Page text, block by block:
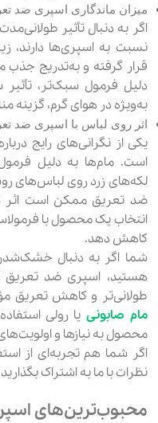
میزان ماندگاری اسپری ضد
اگر به دنبال تأثیر
نسبت به اسپری‌ها دارند،
قرار گرفته و به‌تدریج
دلیل فرمول سبک‌تر، تأثیر
به‌ویژه در هوای گرم، گزینه
اثر روی لباس با اسپری ضد
یکی از نگرانی‌های رایج
است. مام‌ها به دلیل
لکه‌های زرد روی لباس‌های
ضد تعریق ممکن است اثر
انتخاب یک محصول با
کاهش دهد.
شما اگر به دنبال
هستید، اسپری ضد تعریق
طولانی‌تر و کاهش تعریق
مام صابونییا رولی
محصول به نیازها و
اگر شما هم تجربه‌ای از
نظرات با ما به اشتراک بگذارید!
محبوب‌ترین‌های